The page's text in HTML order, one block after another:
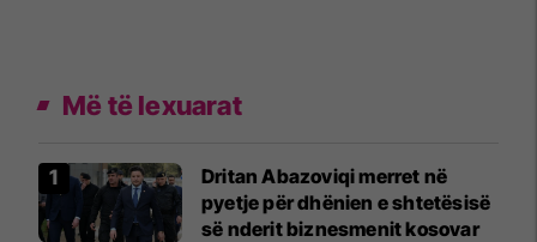
Më të lexuarat
Dritan Abazoviqi merret në
pyetje për dhënien e shtetësisë
së nderit biznesmenit kosovar